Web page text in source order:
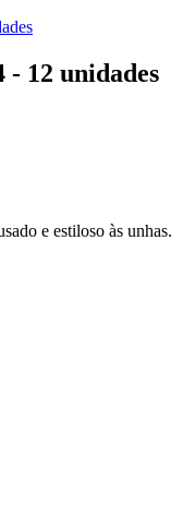
12 unidades
e estiloso às unhas.